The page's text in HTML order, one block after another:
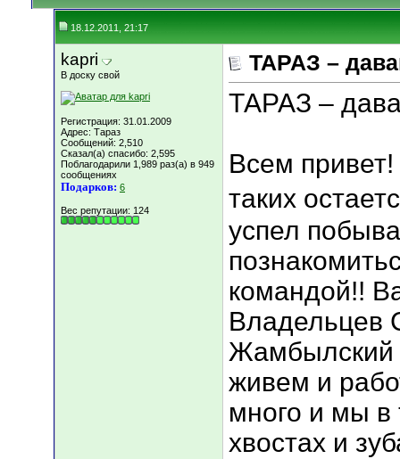
18.12.2011, 21:17
kapri
В доску свой
Регистрация: 31.01.2009
Адрес: Тараз
Сообщений: 2,510
Сказал(а) спасибо: 2,595
Поблагодарили 1,989 раз(а) в 949
сообщениях
Подарков: 6
Вес репутации: 124
ТАРАЗ –
ТАРАЗ –
Всем
таких
успел
командой!!
Владельцев
живем и
много и мы в
хвостах и